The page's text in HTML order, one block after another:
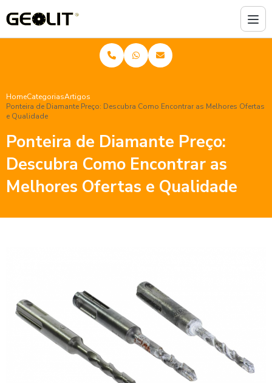
HomeCategoriasArtigos
Ponteira de Diamante Preço: Descubra Como Encontrar as Melhores Ofertas
e Qualidade
Ponteira de Diamante Preço:
Descubra Como Encontrar as
Melhores Ofertas e Qualidade